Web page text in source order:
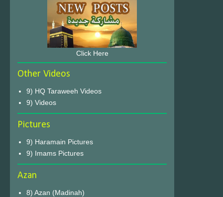
Click Here
Other Videos
9) HQ Taraweeh Videos
9) Videos
Pictures
9) Haramain Pictures
9) Imams Pictures
Azan
8) Azan (Madinah)